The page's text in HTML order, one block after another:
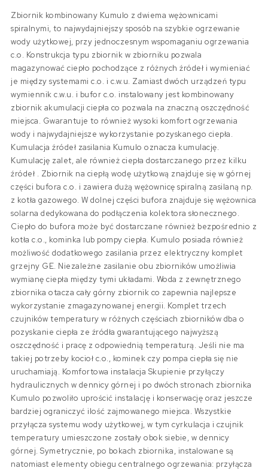
Zbiornik kombinowany Kumulo z dwiema wężownicami
spiralnymi, to najwydajniejszy sposób na szybkie ogrzewanie
wody użytkowej, przy jednoczesnym wspomaganiu ogrzewania
c.o. Konstrukcja typu zbiornik w zbiorniku pozwala
magazynować ciepło pochodzące z różnych źródeł i wymieniać
je między systemami c.o. i c.w.u. Zamiast dwóch urządzeń typu
wymiennik c.w.u. i bufor c.o. instalowany jest kombinowany
zbiornik akumulacji ciepła co pozwala na znaczną oszczędność
miejsca. Gwarantuje to również wysoki komfort ogrzewania
wody i najwydajniejsze wykorzystanie pozyskanego ciepła.
Kumulacja źródeł zasilania Kumulo oznacza kumulację.
Kumulację zalet, ale również ciepła dostarczanego przez kilku
źródeł . Zbiornik na ciepłą wodę użytkową znajduje się w górnej
części bufora c.o. i zawiera dużą wężownicę spiralną zasilaną np.
z kotła gazowego. W dolnej części bufora znajduje się wężownica
solarna dedykowana do podłączenia kolektora słonecznego.
Ciepło do bufora może być dostarczane również bezpośrednio z
kotła c.o., kominka lub pompy ciepła. Kumulo posiada również
możliwość dodatkowego zasilania przez elektryczny komplet
grzejny GE. Niezależne zasilanie obu zbiorników umożliwia
wymianę ciepła między tymi układami. Woda z zewnętrznego
zbiornika otacza cały górny zbiornik co zapewnia najlepsze
wykorzystanie zmagazynowanej energii. Komplet trzech
czujników temperatury w różnych częściach zbiorników dba o
pozyskanie ciepła ze źródła gwarantującego najwyższą
oszczędność i pracę z odpowiednią temperaturą. Jeśli nie ma
takiej potrzeby kocioł c.o., kominek czy pompa ciepła się nie
uruchamiają. Komfortowa instalacja Skupienie przyłączy
hydraulicznych w dennicy górnej i po dwóch stronach zbiornika
Kumulo pozwoliło uprościć instalację i konserwację oraz jeszcze
bardziej ograniczyć ilość zajmowanego miejsca. Wszystkie
przyłącza systemu wody użytkowej, w tym cyrkulacja i czujnik
temperatury umieszczone zostały obok siebie, w dennicy
górnej. Symetrycznie, po bokach zbiornika, instalowane są
natomiast elementy obiegu centralnego ogrzewania: przyłącza